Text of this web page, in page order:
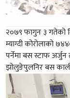
२०७९ फागुन ३ गतेको
म्याग्दी कोरोलाको
पर्नेमा बस स्टाफ
झोलुङेपुलनिर बस